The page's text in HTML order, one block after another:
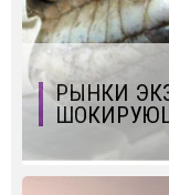
РЫНКИ